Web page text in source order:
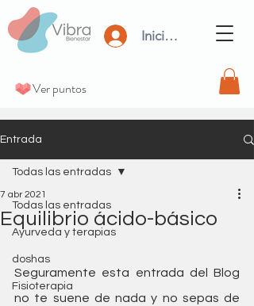
Iniciar Sesión
Ver puntos
Entrada
Todas las entradas
Ayurveda y terapias
doshas
Fisioterapia
Todas las entradas
Equilibrio ácido-básico
7 abr 2021
Seguramente esta entrada del Blog
no te suene de nada y no sepas de